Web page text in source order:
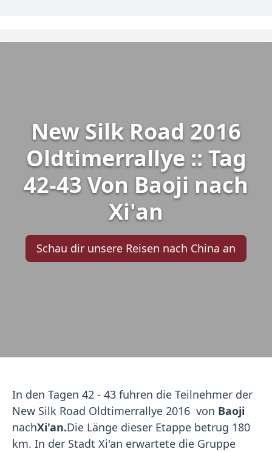
New Silk Road 2016
Oldtimerrallye :: Tag
42-43 Von Baoji nach
Xi'an
Schau dir unsere Reisen nach China an
In den Tagen 42 - 43 fuhren die Teilnehmer der
New Silk Road Oldtimerrallye 2016 von Baoji
nachXi'an.Die Länge dieser Etappe betrug 180
km. In der Stadt Xi'an erwartete die Gruppe